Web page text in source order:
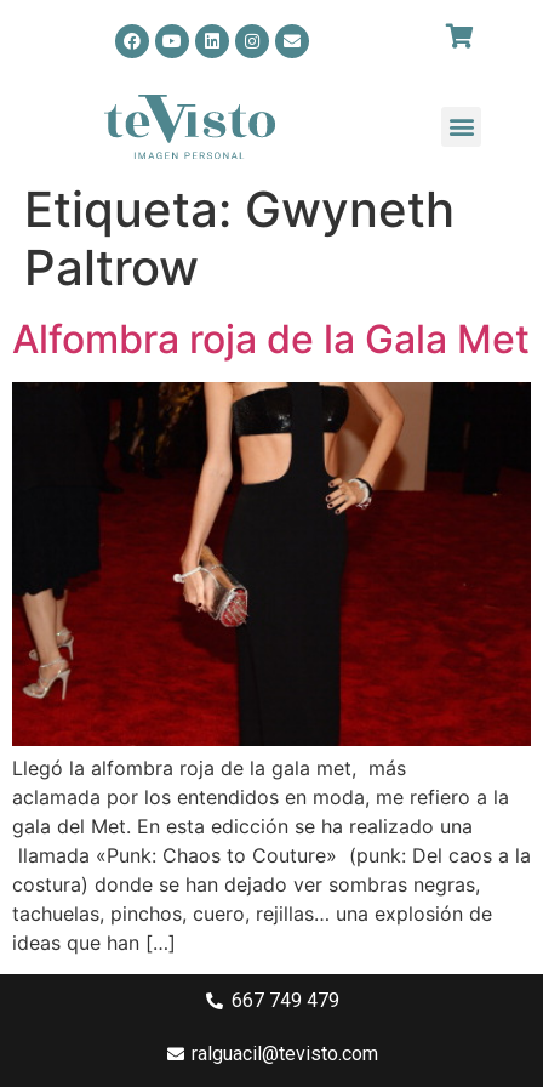
Etiqueta: Gwyneth
Paltrow
Alfombra roja de la Gala Met
Llegó la alfombra roja de la gala met, más
aclamada por los entendidos en moda, me refiero a la
gala del Met. En esta edicción se ha realizado una
llamada «Punk: Chaos to Couture» (punk: Del caos a la
costura) donde se han dejado ver sombras negras,
tachuelas, pinchos, cuero, rejillas… una explosión de
ideas que han […]
667 749 479
ralguacil@tevisto.com